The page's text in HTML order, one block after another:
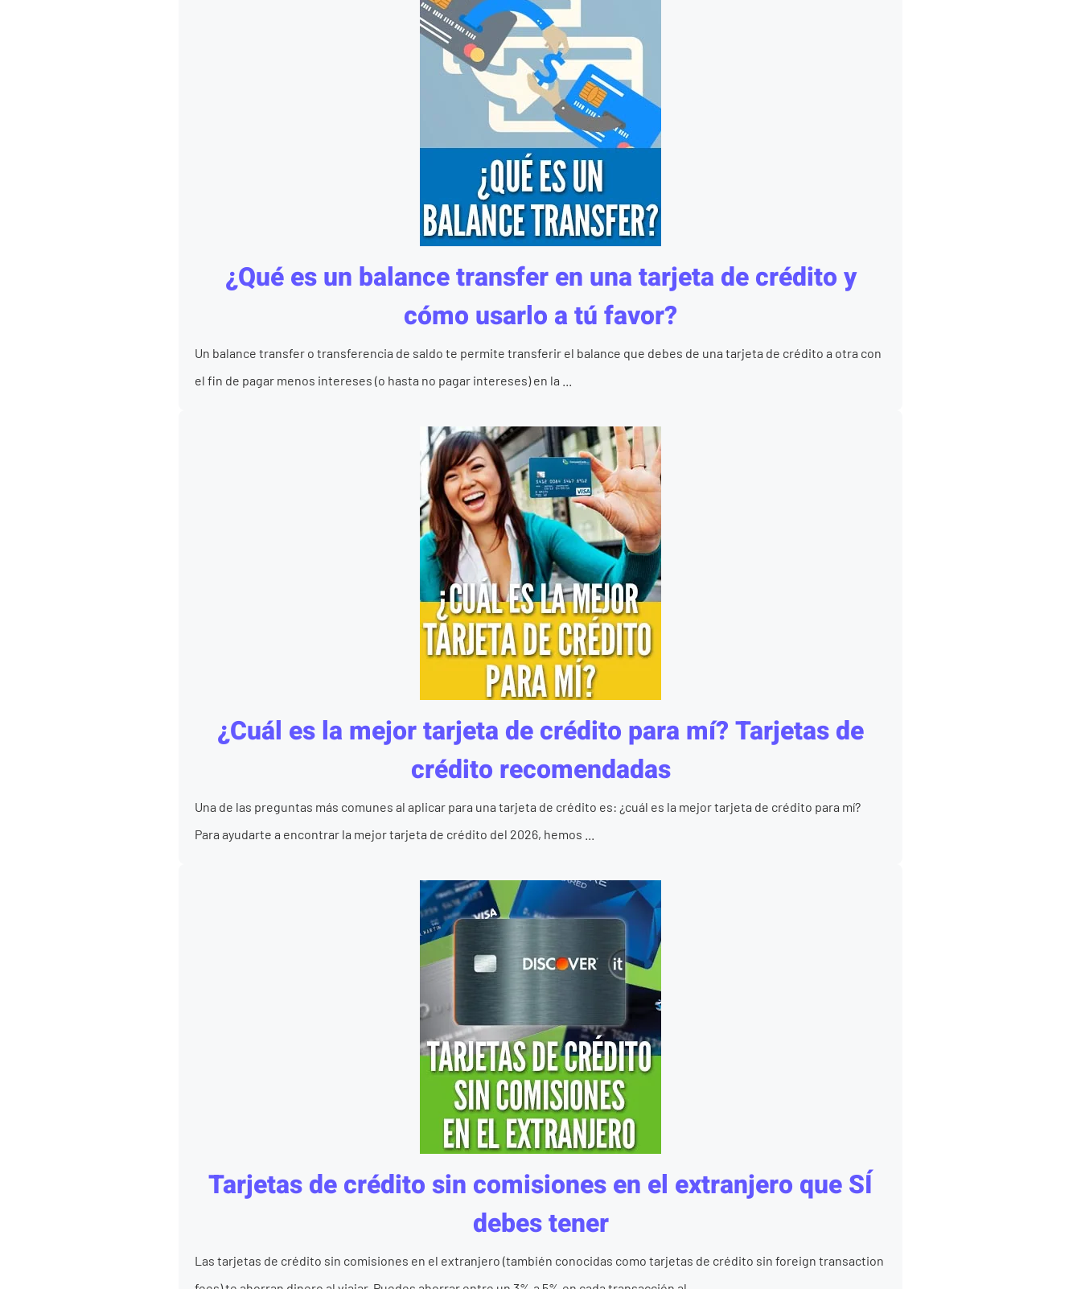
¿Qué es un balance transfer en una tarjeta de crédito y
cómo usarlo a tú favor?
Un balance transfer o transferencia de saldo te permite transferir el balance que debes de una tarjeta de crédito a otra con
el fin de pagar menos intereses (o hasta no pagar intereses) en la ...
¿Cuál es la mejor tarjeta de crédito para mí? Tarjetas de
crédito recomendadas
Una de las preguntas más comunes al aplicar para una tarjeta de crédito es: ¿cuál es la mejor tarjeta de crédito para mí?
Para ayudarte a encontrar la mejor tarjeta de crédito del 2026, hemos ...
Tarjetas de crédito sin comisiones en el extranjero que SÍ
debes tener
Las tarjetas de crédito sin comisiones en el extranjero (también conocidas como tarjetas de crédito sin foreign transaction